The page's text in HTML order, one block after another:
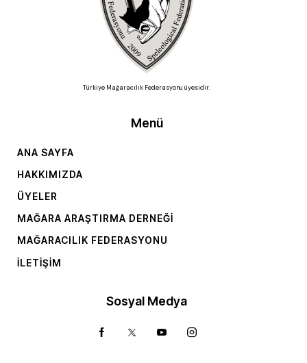
Türkiye Mağaracılık Federasyonu üyesidir.
Menü
ANA SAYFA
HAKKIMIZDA
ÜYELER
MAĞARA ARAŞTIRMA DERNEĞI
MAĞARACILIK FEDERASYONU
İLETIŞIM
Sosyal Medya